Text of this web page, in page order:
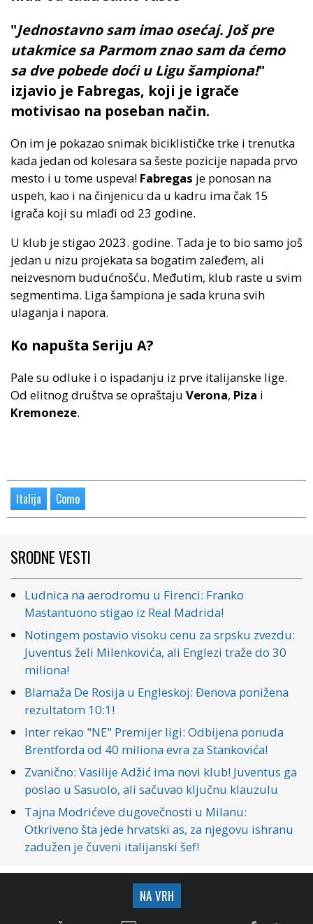
"Jednostavno sam imao osećaj. Još pre
utakmice saParmomznao sam da ćemo
sa dve pobede doći u Ligu šampiona!"
izjavio je Fabregas, koji je igrače
motivisao na poseban način.
On im je pokazao snimak biciklističke trke i trenutka
kada jedan od kolesara sa šeste pozicije napada prvo
mesto i u tome uspeva! Fabregas je ponosan na
uspeh, kao i na činjenicu da u kadru ima čak 15
igrača koji su mlađi od 23 godine.
U klub je stigao 2023. godine. Tada je to bio samo još
jedan u nizu projekata sa bogatim zaleđem, ali
neizvesnom budućnošću. Međutim, klub raste u svim
segmentima. Liga šampiona je sada kruna svih
ulaganja i napora.
Ko napušta Seriju A?
Pale su odluke i o ispadanju iz prve italijanske lige.
Od elitnog društva se opraštaju Verona, Piza i
Kremoneze.
Italija Como
SRODNE VESTI
Ludnica na aerodromu u Firenci: Franko
Mastantuono stigao iz Real Madrida!
Notingem postavio visoku cenu za srpsku zvezdu:
Juventus želi Milenkovića, ali Englezi traže do 30
miliona!
Blamaža De Rosija u Engleskoj: Đenova ponižena
rezultatom 10:1!
Inter rekao "NE" Premijer ligi: Odbijena ponuda
Brentforda od 40 miliona evra za Stankovića!
Zvanično: Vasilije Adžić ima novi klub! Juventus ga
poslao u Sasuolo, ali sačuvao ključnu klauzulu
Tajna Modrićeve dugovečnosti u Milanu:
Otkriveno šta jede hrvatski as, za njegovu ishranu
zadužen je čuveni italijanski šef!
NA VRH